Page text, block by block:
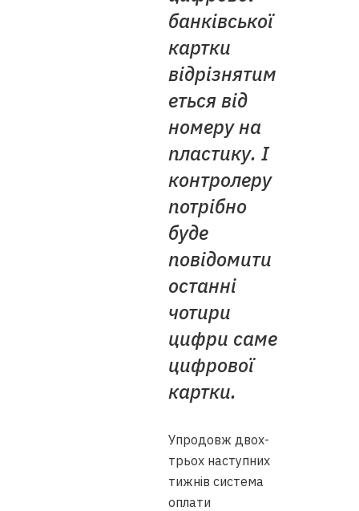
банківської
картки
відрізнятим
еться від
номеру на
пластику. І
контролеру
потрібно
буде
повідомити
останні
чотири
цифри саме
цифрової
картки.
Упродовж двох-
трьох наступних
тижнів система
оплати